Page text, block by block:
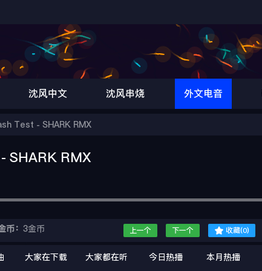
沈风中文 沈风串烧 外文电音
Test - SHARK RMX
SHARK RMX
币：3金币 上一个 下一个  收藏(0)
大家在下载 大家都在听 今日热播 本月热播